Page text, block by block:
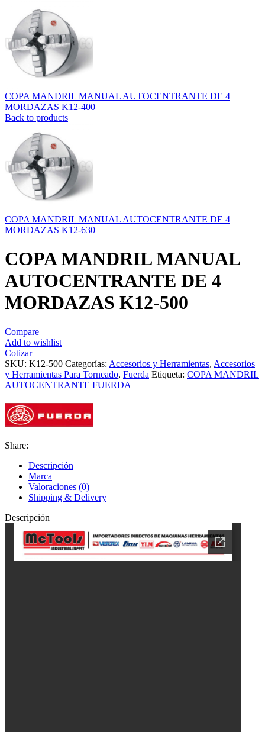
COPA MANDRIL MANUAL AUTOCENTRANTE DE 4
MORDAZAS K12-400
Back to products
COPA MANDRIL MANUAL AUTOCENTRANTE DE 4
MORDAZAS K12-630
COPA MANDRIL MANUAL
AUTOCENTRANTE DE 4
MORDAZAS K12-500
Compare
Add to wishlist
Cotizar
SKU: K12-500 Categorías: Accesorios y Herramientas, Accesorios
y Herramientas Para Torneado, Fuerda Etiqueta: COPA MANDRIL
AUTOCENTRANTE FUERDA
Share:
Descripción
Marca
Valoraciones (0)
Shipping & Delivery
Descripción